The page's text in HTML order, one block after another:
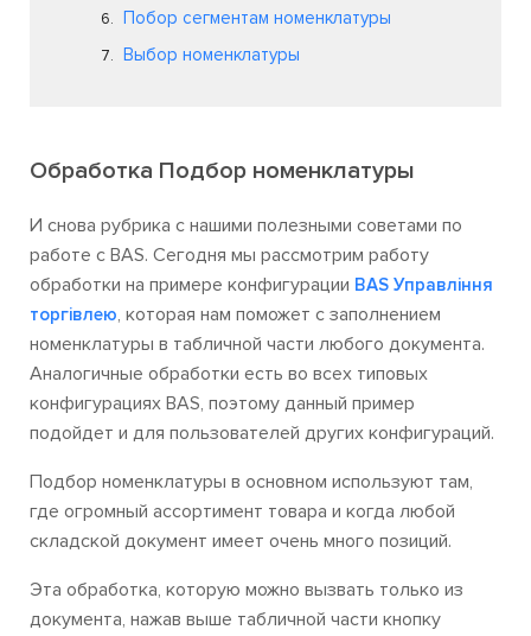
Побор сегментам номенклатуры
Выбор номенклатуры
Обработка Подбор номенклатуры
И снова рубрика с нашими полезными советами по
работе с BAS. Сегодня мы рассмотрим работу
обработки на примере конфигурации BAS Управління
торгівлею, которая нам поможет с заполнением
номенклатуры в табличной части любого документа.
Аналогичные обработки есть во всех типовых
конфигурациях BAS, поэтому данный пример
подойдет и для пользователей других конфигураций.
Подбор номенклатуры в основном используют там,
где огромный ассортимент товара и когда любой
складской документ имеет очень много позиций.
Эта обработка, которую можно вызвать только из
документа, нажав выше табличной части кнопку